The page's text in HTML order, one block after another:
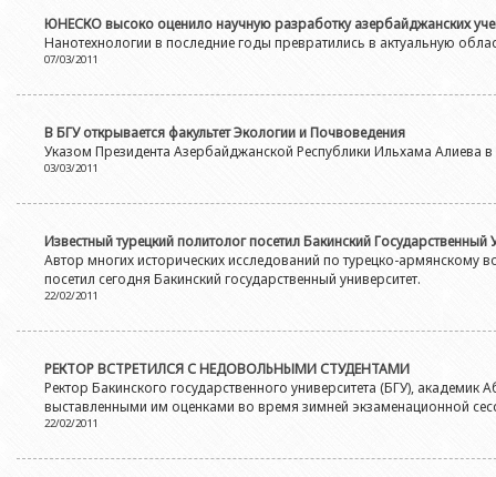
ЮНЕСКО высоко оценило научную разработку азербайджанских
Нанотехнологии в последние годы превратились в актуальную
07/03/2011
В БГУ открывается факультет Экологии и Почвоведения
Указом Президента Азербайджанской Республики Ильхама Алиева
03/03/2011
Известный турецкий политолог посетил Бакинский Государственный
Автор многих исторических исследований по турецко-армянскому
посетил сегодня Бакинский государственный университет.
22/02/2011
РЕКТОР ВСТРЕТИЛСЯ С НЕДОВОЛЬНЫМИ СТУДЕНТАМИ
Ректор Бакинского государственного университета (БГУ),
выставленными им оценками во время зимней экзаменационной
22/02/2011